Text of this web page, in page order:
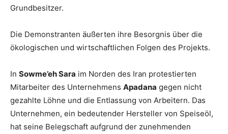
Grundbesitzer.
Die Demonstranten äußerten ihre Besorgnis über die
ökologischen und wirtschaftlichen Folgen des Projekts.
In Sowme’eh Sara im Norden des Iran protestierten
Mitarbeiter des Unternehmens Apadana gegen nicht
gezahlte Löhne und die Entlassung von Arbeitern. Das
Unternehmen, ein bedeutender Hersteller von Speiseöl,
hat seine Belegschaft aufgrund der zunehmenden